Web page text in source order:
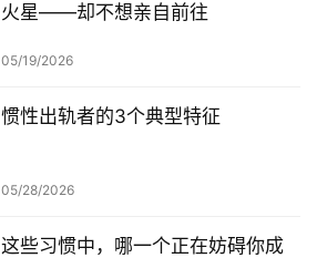
火星——却不想亲自前往
05/19/2026
惯性出轨者的3个典型特征
05/28/2026
这些习惯中，哪一个正在妨碍你成